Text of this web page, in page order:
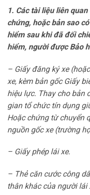
1. Các tài liệu liên
chứng, hoặc bản sao
hiểm sau khi đã đối
hiểm, người được Bảo
– Giấy đăng ký xe
xe, kèm bản gốc Giấy
hiệu lực. Thay cho bản
gian tổ chức tín dụng
Hoặc chứng từ chuyển
nguồn gốc xe (trường
– Giấy phép lái xe.
– Thẻ căn cước công
thân khác của người lái